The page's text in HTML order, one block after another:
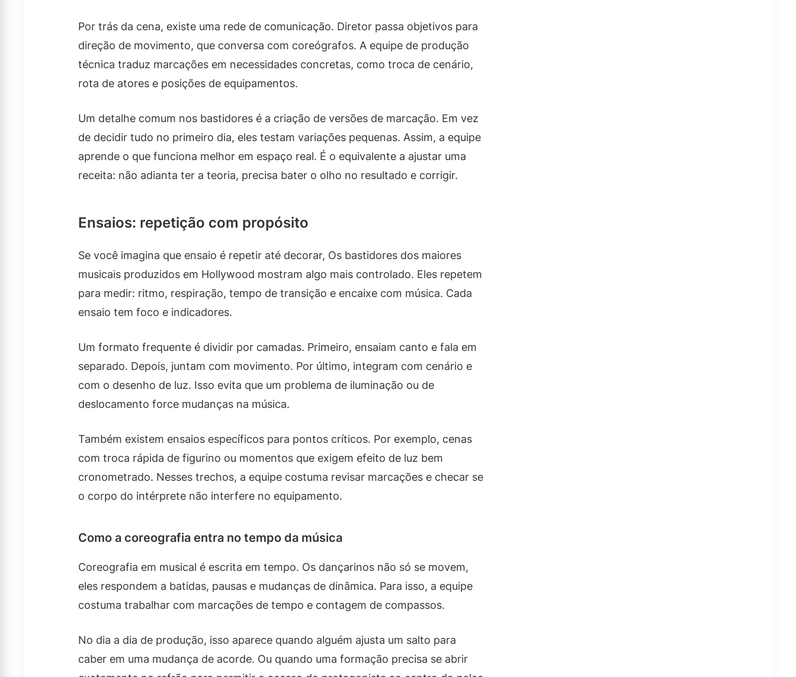
Por trás da cena, existe uma rede de comunicação. Diretor passa objetivos para
direção de movimento, que conversa com coreógrafos. A equipe de produção
técnica traduz marcações em necessidades concretas, como troca de cenário,
rota de atores e posições de equipamentos.
Um detalhe comum nos bastidores é a criação de versões de marcação. Em vez
de decidir tudo no primeiro dia, eles testam variações pequenas. Assim, a equipe
aprende o que funciona melhor em espaço real. É o equivalente a ajustar uma
receita: não adianta ter a teoria, precisa bater o olho no resultado e corrigir.
Ensaios: repetição com propósito
Se você imagina que ensaio é repetir até decorar, Os bastidores dos maiores
musicais produzidos em Hollywood mostram algo mais controlado. Eles repetem
para medir: ritmo, respiração, tempo de transição e encaixe com música. Cada
ensaio tem foco e indicadores.
Um formato frequente é dividir por camadas. Primeiro, ensaiam canto e fala em
separado. Depois, juntam com movimento. Por último, integram com cenário e
com o desenho de luz. Isso evita que um problema de iluminação ou de
deslocamento force mudanças na música.
Também existem ensaios específicos para pontos críticos. Por exemplo, cenas
com troca rápida de figurino ou momentos que exigem efeito de luz bem
cronometrado. Nesses trechos, a equipe costuma revisar marcações e checar se
o corpo do intérprete não interfere no equipamento.
Como a coreografia entra no tempo da música
Coreografia em musical é escrita em tempo. Os dançarinos não só se movem,
eles respondem a batidas, pausas e mudanças de dinâmica. Para isso, a equipe
costuma trabalhar com marcações de tempo e contagem de compassos.
No dia a dia de produção, isso aparece quando alguém ajusta um salto para
caber em uma mudança de acorde. Ou quando uma formação precisa se abrir